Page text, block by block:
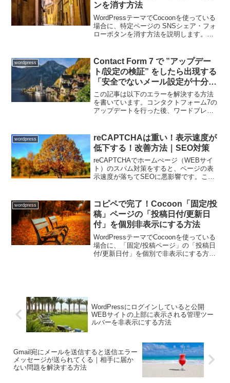
ンを消す方法
WordPressテーマでCocoonを使っている
場合に、特定ページの SNSシェア・フォ
ローボタンを消す方法を説明します。※
理画面の「Cocoon設定」からチェック...
wordpress
Contact Form 7 で ”アップデー
ト/設定の検証” をしたら出現する
「安全でないメール設定が十分な
防御策なく使われている」のエラ
ー表示を一発で解決する方法
この記事は以下のエラーを解決する方法
を書いています。コンタクトフォーム7の
アップデートを行った後、ワードプレス
れ、「ContactForm7の設定を検証する」
をおこな...
wordpress
reCAPTCHAは重い！表示速度が
低下する！改善方法｜SEO対策
reCAPTCHAでホームぺージ（WEBサイ
ト）のスパム対策をすると、ページの表
示速度が落ちてSEOに悪影響です。ここ
す。 Contact Form7（お問い合...
wordpress
コピペで完了！Cocoon「固定/投
稿」ページの「投稿日付/更新日
付」を個別非表示にする方法
WordPressテーマでCocoonを使っている
場合に、「固定/投稿ページ」の「投稿日
付/更新日付」を個別で非表示にする方法
WordPressにログインしていると公開
WEBサイトの上部に表示される管理ツー
ルバーを非表示にする方法
Gmail宛にメールを送信すると送信エラー
メッセージが送られてくる｜相手に届か
ない問題を解決する方法